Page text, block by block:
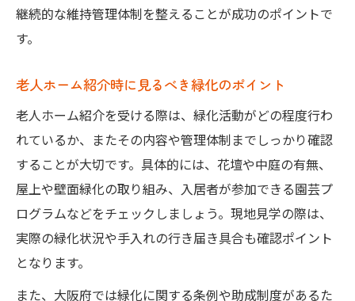
継続的な維持管理体制を整えることが成功のポイントで
す。
老人ホーム紹介時に見るべき緑化のポイント
老人ホーム紹介を受ける際は、緑化活動がどの程度行わ
れているか、またその内容や管理体制までしっかり確認
することが大切です。具体的には、花壇や中庭の有無、
屋上や壁面緑化の取り組み、入居者が参加できる園芸プ
ログラムなどをチェックしましょう。現地見学の際は、
実際の緑化状況や手入れの行き届き具合も確認ポイント
となります。
また、大阪府では緑化に関する条例や助成制度があるた